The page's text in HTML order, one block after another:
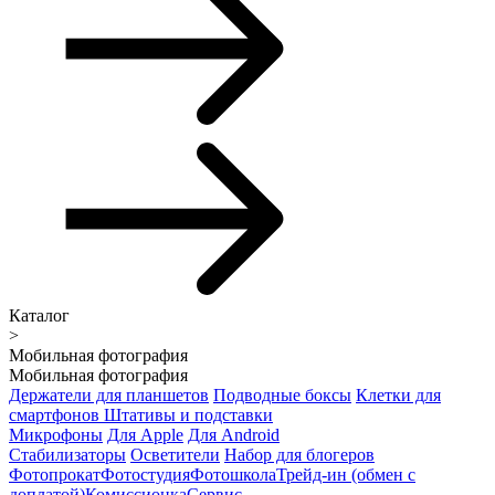
Каталог
>
Мобильная фотография
Мобильная фотография
Держатели для планшетов Подводные боксы Клетки для
смартфонов Штативы и подставки
Микрофоны Для Apple Для Android
Стабилизаторы Осветители Набор для блогеров
ФотопрокатФотостудияФотошколаТрейд-ин (обмен с